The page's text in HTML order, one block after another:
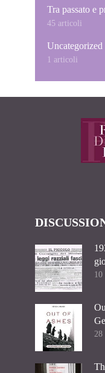
Tra passato e
45 articoli
Uncategorized
1 articoli
10
28